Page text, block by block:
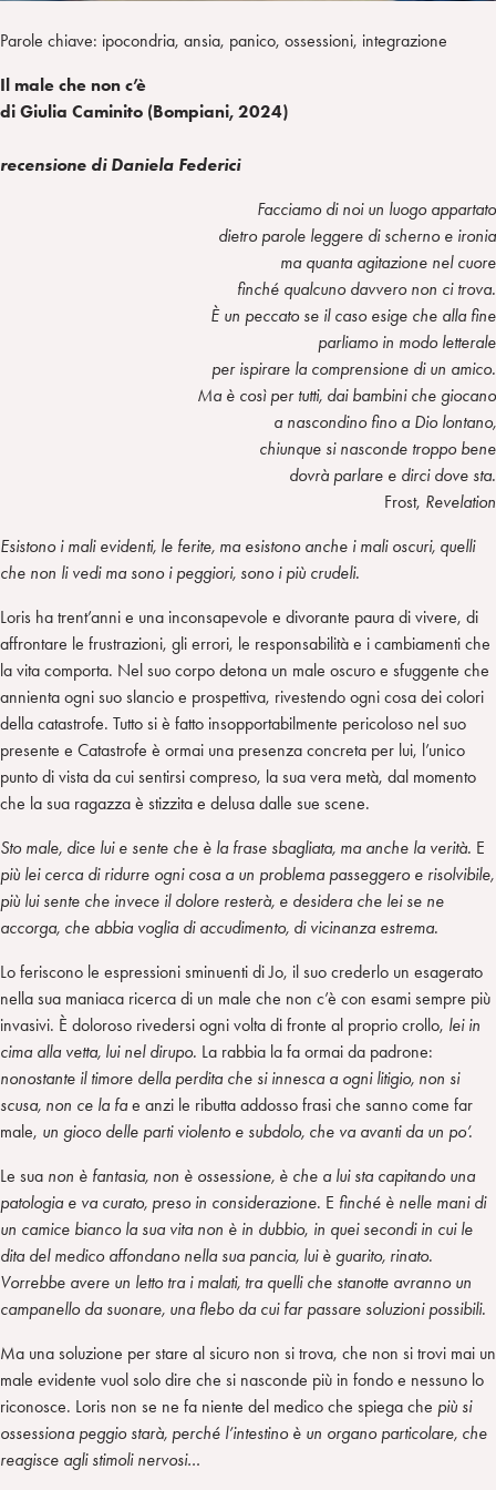
Parole chiave: ipocondria, ansia, panico, ossessioni, integrazione
Il male che non c’è
di Giulia Caminito (Bompiani, 2024)
recensione di Daniela Federici
Facciamo di noi un luogo appartato
dietro parole leggere di scherno e ironia
ma quanta agitazione nel cuore
finché qualcuno davvero non ci trova.
È un peccato se il caso esige che alla fine
parliamo in modo letterale
per ispirare la comprensione di un amico.
Ma è così per tutti, dai bambini che giocano
a nascondino fino a Dio lontano,
chiunque si nasconde troppo bene
dovrà parlare e dirci dove sta.
Frost, Revelation
Esistono i mali evidenti, le ferite, ma esistono anche i mali oscuri, quelli
che non li vedi ma sono i peggiori, sono i più crudeli.
Loris ha trent’anni e una inconsapevole e divorante paura di vivere, di
affrontare le frustrazioni, gli errori, le responsabilità e i cambiamenti che
la vita comporta. Nel suo corpo detona un male oscuro e sfuggente che
annienta ogni suo slancio e prospettiva, rivestendo ogni cosa dei colori
della catastrofe. Tutto si è fatto insopportabilmente pericoloso nel suo
presente e Catastrofe è ormai una presenza concreta per lui, l’unico
punto di vista da cui sentirsi compreso, la sua vera metà, dal momento
che la sua ragazza è stizzita e delusa dalle sue scene.
Sto male, dice lui e sente che è la frase sbagliata, ma anche la verità. E
più lei cerca di ridurre ogni cosa a un problema passeggero e risolvibile,
più lui sente che invece il dolore resterà, e desidera che lei se ne
accorga, che abbia voglia di accudimento, di vicinanza estrema.
Lo feriscono le espressioni sminuenti di Jo, il suo crederlo un esagerato
nella sua maniaca ricerca di un male che non c’è con esami sempre più
invasivi. È doloroso rivedersi ogni volta di fronte al proprio crollo, lei in
cima alla vetta, lui nel dirupo. La rabbia la fa ormai da padrone:
nonostante il timore della perdita che si innesca a ogni litigio, non si
scusa, non ce la fae anzi le ributta addosso frasi che sanno come far
male, un gioco delle parti violento e subdolo, che va avanti da un po’.
Le sua non è fantasia, non è ossessione, è che a lui sta capitando una
patologia e va curato, preso in considerazione. E finché è nelle mani di
un camice bianco la sua vita non è in dubbio, in quei secondi in cui le
dita del medico affondano nella sua pancia, lui è guarito, rinato.
Vorrebbe avere un letto tra i malati, tra quelli che stanotte avranno un
campanello da suonare, una flebo da cui far passare soluzioni possibili.
Ma una soluzione per stare al sicuro non si trova, che non si trovi mai un
male evidente vuol solo dire che si nasconde più in fondo e nessuno lo
riconosce. Loris non se ne fa niente del medico che spiega che più si
ossessiona peggio starà, perché l’intestino è un organo particolare, che
reagisce agli stimoli nervosi…